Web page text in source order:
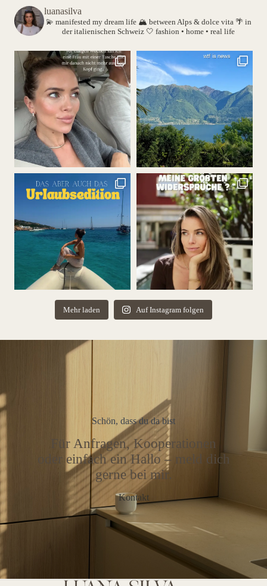
luanasilva
💫 manifested my dream life 🏔️ between Alps & dolce vita 🌴 in
der italienischen Schweiz 🤍 fashion • home • real life
Mehr laden Auf Instagram folgen
Schön, dass du da bist
Für Anfragen, Kooperationen
oder einfach ein Hallo – meld dich
gerne bei mir.
Kontakt